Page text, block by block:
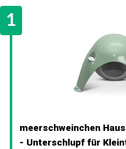
meerschweinchen
- Unterschlupf für